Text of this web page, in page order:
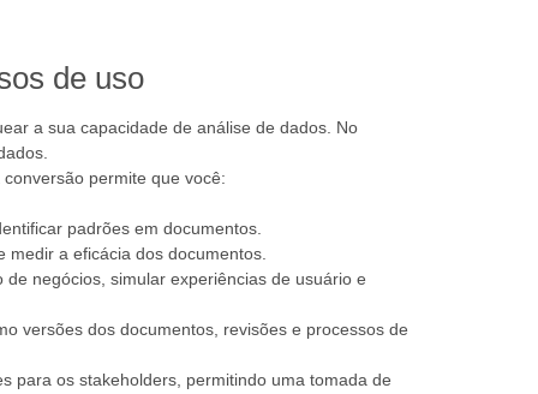
de uso
a sua capacidade de análise de dados. No
permite que você:
padrões em documentos.
a eficácia dos documentos.
negócios, simular experiências de usuário e
versões dos documentos, revisões e processos de
para os stakeholders, permitindo uma tomada de